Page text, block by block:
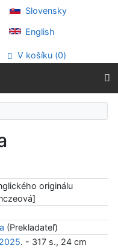
Slovensky
English
V košíku (0)
originálu
(Prekladateľ)
2025. - 317 s., 24 cm